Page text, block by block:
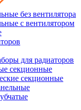
без вентилятора
с вентилятором
для радиаторов
секционные
секционные